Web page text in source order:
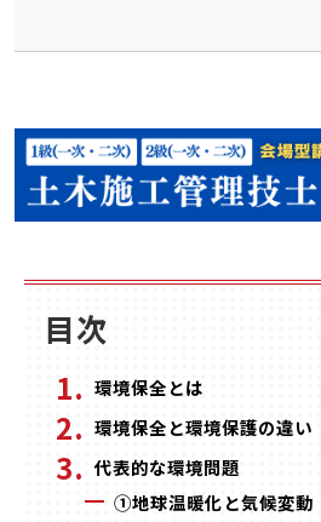
目次
環境保全とは
環境保全と環境保護の違い
代表的な環境問題
①地球温暖化と気候変動